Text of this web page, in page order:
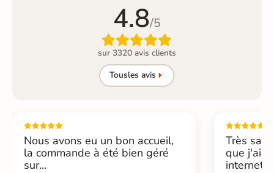
4.8/5

sur 3320 avis clients
Tousles avis
Nous avons eu un bon accueil,
la commande à été bien géré
sur...
Très
que j'ai
internet....